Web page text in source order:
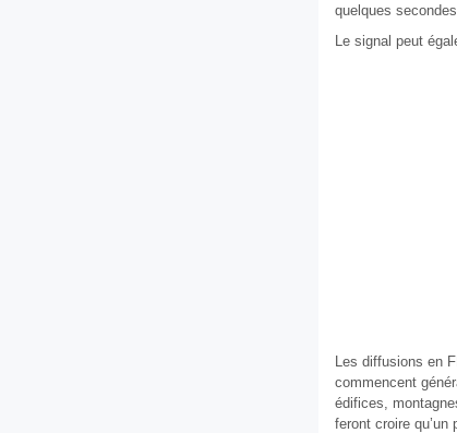
quelques
Le signal peut
Les diffusions en
commencent
édifices,
feront croire